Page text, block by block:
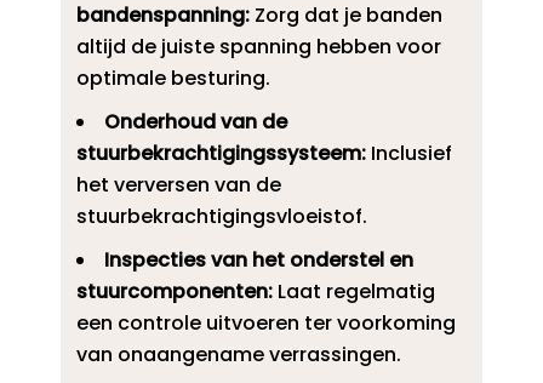
bandenspanning:Zorg dat je banden
altijd de juiste spanning hebben voor
optimale besturing.​
Onderhoud van de
stuurbekrachtigingssysteem:Inclusief
het verversen van de
stuurbekrachtigingsvloeistof.​
Inspecties van het onderstel en
stuurcomponenten:Laat regelmatig
een controle uitvoeren ter voorkoming
van onaangename verrassingen.​